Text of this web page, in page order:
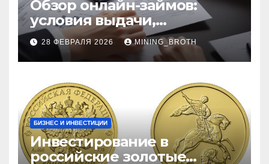
Обзор онлайн-займов:
условия выдачи,
процентные ставки и
требования к заемщикам
28 ФЕВРАЛЯ 2026 MINING_BROTH
БИЗНЕС И ИНВЕСТИЦИИ
Инвестирование в
российские золотые